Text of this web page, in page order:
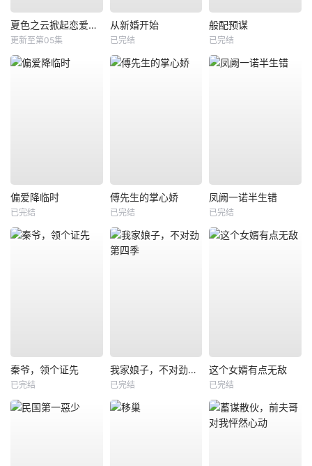
夏色之云掀起恋爱与风暴
更新至第05集
从新婚开始
已完结
般配预谋
已完结
偏爱降临时
已完结
傅先生的掌心娇
已完结
凤阙一诺半生错
已完结
秦爷，领个证先
已完结
我家娘子，不对劲第四季
已完结
这个女婿有点无敌
已完结